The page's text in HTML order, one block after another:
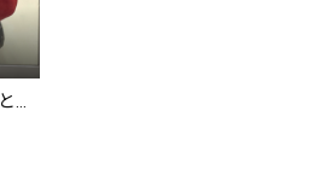
イベントごとばっか続くと終わった時にぽっかり穴が空いた気持ちになる、けどそんな時こそ愛は深まるんだぜ